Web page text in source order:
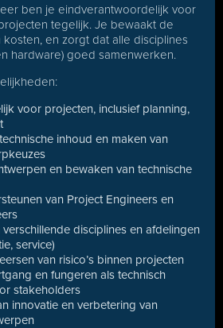
ben je eindverantwoordelijk voor
tegelijk. Je bewaakt de
en zorgt dat alle disciplines
hardware) goed samenwerken.
voor projecten, inclusief planning,
inhoud en maken van
en bewaken van technische
van Project Engineers en
disciplines en afdelingen
service)
van risico’s binnen projecten
en fungeren als technisch
stakeholders
innovatie en verbetering van